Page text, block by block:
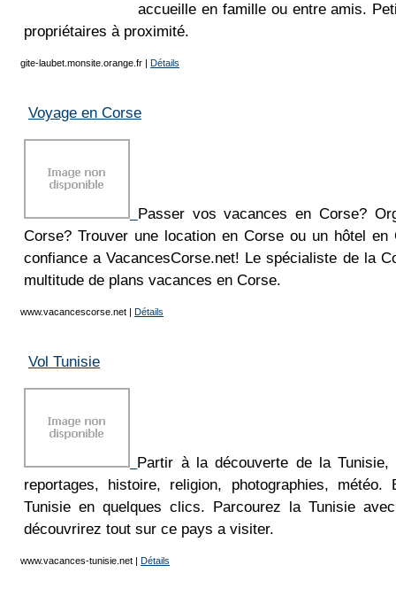
accueille en famille ou entre amis.
propriétaires à proximité.
gite-laubet.monsite.orange.fr | Détails
Voyage en Corse
Passer vos vacances en Corse?
Corse? Trouver une location en Corse ou un hôtel en
confiance a VacancesCorse.net! Le spécialiste de la
multitude de plans vacances en Corse.
www.vacancescorse.net | Détails
Vol Tunisie
Partir à la découverte de la Tunisie,
reportages, histoire, religion, photographies,
Tunisie en quelques clics. Parcourez la Tunisie
découvrirez tout sur ce pays a visiter.
www.vacances-tunisie.net | Détails